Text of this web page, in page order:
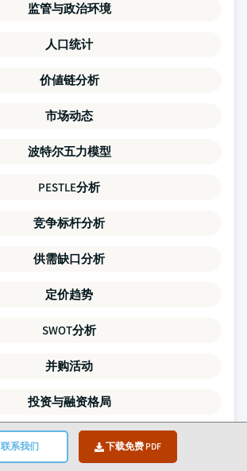
联系我们 下载免费 PDF
监管与政治环境
人口统计
价値链分析
市场动态
波特尔五力模型
PESTLE分析
竞争标杆分析
供需缺口分析
定价趋势
SWOT分析
并购活动
投资与融资格局
公司概况